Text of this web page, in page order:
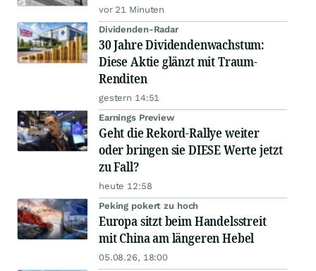
vor 21 Minuten
Dividenden-Radar
30 Jahre Dividendenwachstum:
Diese Aktie glänzt mit Traum-
Renditen
gestern 14:51
Earnings Preview
Geht die Rekord-Rallye weiter
oder bringen sie DIESE Werte jetzt
zu Fall?
heute 12:58
Peking pokert zu hoch
Europa sitzt beim Handelsstreit
mit China am längeren Hebel
05.08.26, 18:00